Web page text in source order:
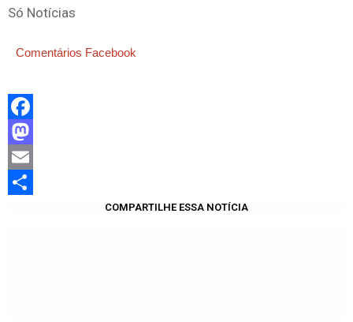
Só Notícias
Comentários Facebook
Facebook
Mastodon
Email
COMPARTILHE ESSA NOTÍCIA